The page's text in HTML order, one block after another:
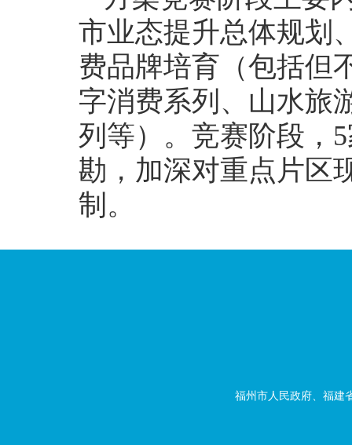
市业态提升总体规划
费品牌培育（包括但
字消费系列、山水旅
列等）。竞赛阶段，
勘，加深对重点片区
制。
福州市人民政府、福建